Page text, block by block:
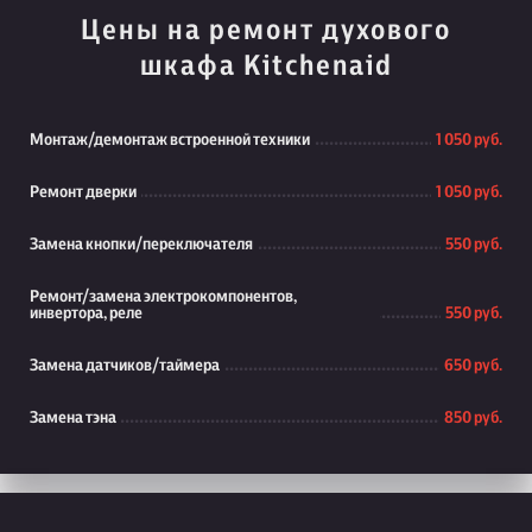
Цены на ремонт духового
шкафа Kitchenaid
Монтаж/демонтаж встроенной техники 1 050 руб.
Ремонт дверки 1 050 руб.
Замена кнопки/переключателя 550 руб.
Ремонт/замена электрокомпонентов,
инвертора, реле
550 руб.
Замена датчиков/таймера 650 руб.
Замена тэна 850 руб.